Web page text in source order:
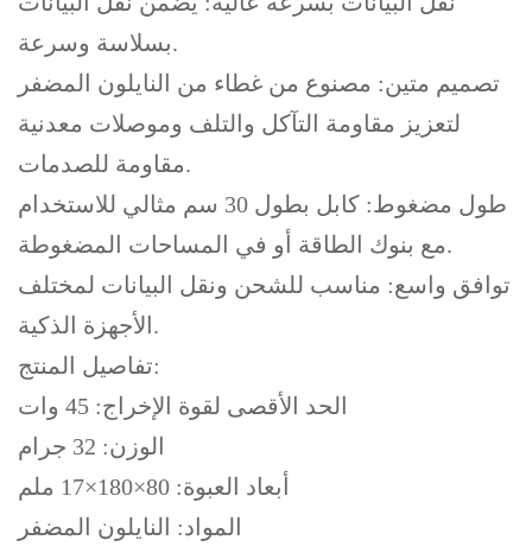
بسلاسة وسرعة.
تصميم متين: مصنوع من غطاء من النايلون المضفر
لتعزيز مقاومة التآكل والتلف وموصلات معدنية
مقاومة للصدمات.
طول مضغوط: كابل بطول 30 سم مثالي للاستخدام
مع بنوك الطاقة أو في المساحات المضغوطة.
توافق واسع: مناسب للشحن ونقل البيانات لمختلف
الأجهزة الذكية.
تفاصيل المنتج:
الحد الأقصى لقوة الإخراج: 45 وات
الوزن: 32 جرام
أبعاد العبوة: 80×180×17 ملم
المواد: النايلون المضفر